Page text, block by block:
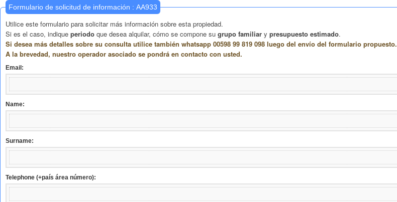
Formulario de solicitud de información : AA933
Utilice este formulario para solicitar más información sobre esta propiedad.
Si es el caso, indique periodo que desea alquilar, cómo se compone su grupo familiar y presupuesto estimado.
Si desea más detalles sobre su consulta utilice también whatsapp 00598 99 819 098 luego del envío del formulario propuesto.
A la brevedad, nuestro operador asociado se pondrá en contacto con usted.
Email:
Name:
Surname:
Telephone (+país área número):